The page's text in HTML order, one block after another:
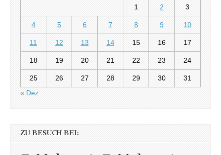
1 2 3
4 5 6 7 8 9 10
11 12 13 14 15 16 17
18 19 20 21 22 23 24
25 26 27 28 29 30
31
« Dez
ZU BESUCH BEI: